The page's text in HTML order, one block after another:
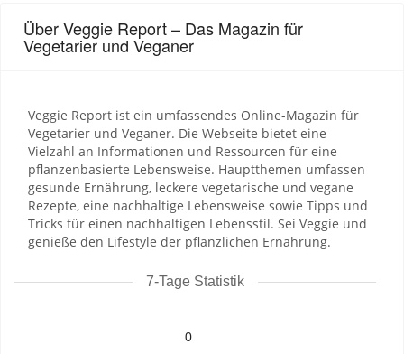
Über Veggie Report – Das Magazin für
Vegetarier und Veganer
Veggie Report ist ein umfassendes Online-Magazin für
Vegetarier und Veganer. Die Webseite bietet eine
Vielzahl an Informationen und Ressourcen für eine
pflanzenbasierte Lebensweise. Hauptthemen umfassen
gesunde Ernährung, leckere vegetarische und vegane
Rezepte, eine nachhaltige Lebensweise sowie Tipps und
Tricks für einen nachhaltigen Lebensstil. Sei Veggie und
genieße den Lifestyle der pflanzlichen Ernährung.
7-Tage Statistik
0